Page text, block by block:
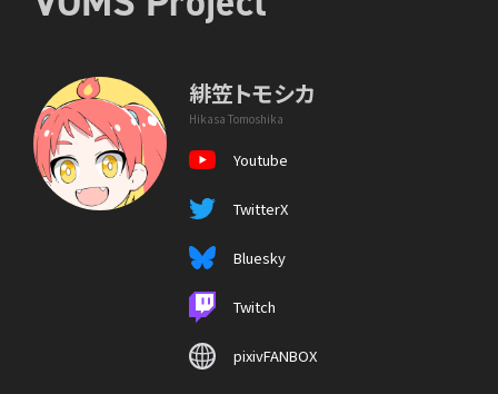
緋笠トモシカ
Hikasa Tomoshika
Youtube
TwitterX
Bluesky
Twitch
pixivFANBOX